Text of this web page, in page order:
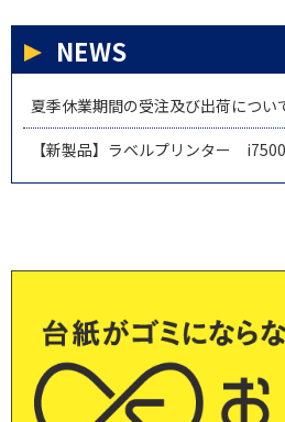
NEWS
夏季休業期間の受注及び出荷につい
【新製品】ラベルプリンター